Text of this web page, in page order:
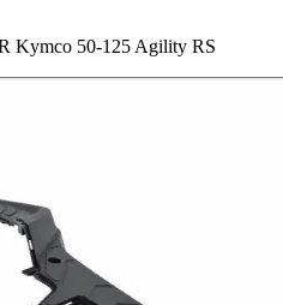
Kymco 50-125 Agility RS